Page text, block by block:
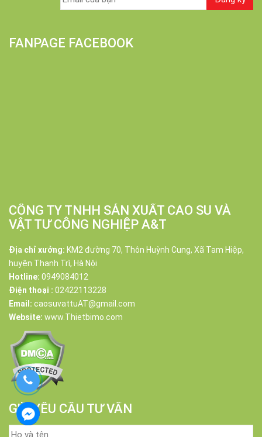
FANPAGE FACEBOOK
CÔNG TY TNHH SẢN XUẤT CAO SU VÀ
VẬT TƯ CÔNG NGHIỆP A&T
Địa chỉ xưởng: KM2 đường 70, Thôn Huỳnh Cung, Xã Tam Hiệp,
huyện Thanh Trì, Hà Nội
Hotline: 0949084012
Điện thoại : 02422113228
Email: caosuvattuAT@gmail.com
Website: www.Thietbimo.com
GỬI YÊU CẦU TƯ VẤN